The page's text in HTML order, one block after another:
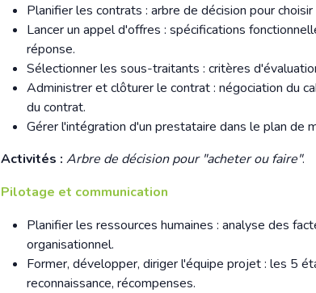
Planifier les contrats : arbre de décision pour
Lancer un appel d'offres : spécifications
réponse.
Sélectionner les sous-traitants : critères
Administrer et clôturer le contrat : négociation du
du contrat.
Gérer l'intégration d'un prestataire dans le plan de
Activités : Arbre de décision pour "acheter ou faire".
Pilotage et communication
Planifier les ressources humaines : analyse des
organisationnel.
Former, développer, diriger l'équipe projet : les 5
reconnaissance, récompenses.